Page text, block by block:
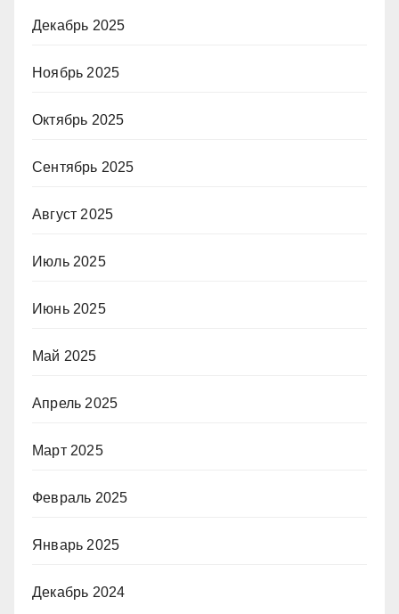
Декабрь 2025
Ноябрь 2025
Октябрь 2025
Сентябрь 2025
Август 2025
Июль 2025
Июнь 2025
Май 2025
Апрель 2025
Март 2025
Февраль 2025
Январь 2025
Декабрь 2024